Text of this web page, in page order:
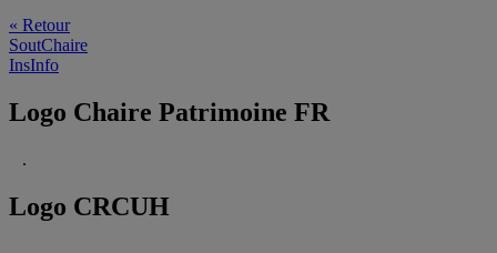
« Retour
SoutChaire
InsInfo
Logo Chaire Patrimoine FR
.
Logo CRCUH